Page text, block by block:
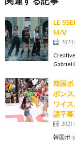
LE
M/V
Gabriel
韓国
ポンス
ワイ
語字幕
韓国ポ